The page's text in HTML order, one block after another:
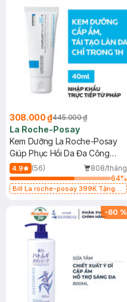
308.000 ₫445.000 ₫
La Roche-Posay
Kem Dưỡng La Roche-Posay
Giúp Phục Hồi Da Đa Công
Dụng 40ml
4.9 (56)
808/tháng
64%
Bill La roche-posay 399K Tặng
(SL có hạn)
-60 %